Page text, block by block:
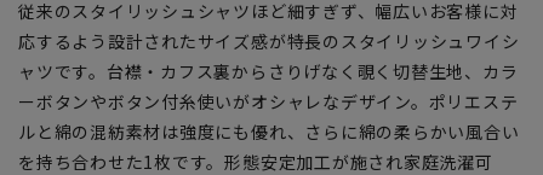
従来のスタイリッシュシャツほど細すぎず、幅広いお客様に対
応するよう設計されたサイズ感が特長のスタイリッシュワイシ
ャツです。台襟・カフス裏からさりげなく覗く切替生地、カラ
ーボタンやボタン付糸使いがオシャレなデザイン。ポリエステ
ルと綿の混紡素材は強度にも優れ、さらに綿の柔らかい風合い
を持ち合わせた1枚です。形態安定加工が施され家庭洗濯可